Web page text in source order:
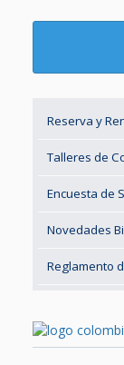
Reserva y
Talleres de
Encuesta de
Novedades
Reglamento